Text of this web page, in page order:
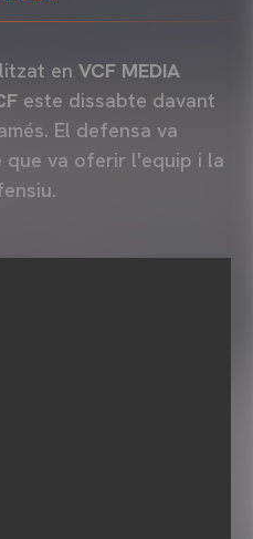
en VCF MEDIA
este dissabte davant
El defensa va
que va oferir l'equip i la